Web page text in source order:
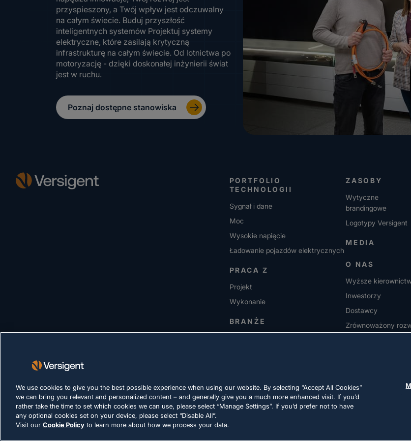
przyspieszony, a Twój wpływ jest odczuwalny
na całym świecie. Buduj przyszłość
inteligentnych systemów Projektuj systemy
elektryczne, które zasilają krytyczną
infrastrukturę na całym świecie. Od lotnictwa po
motoryzację - dzięki doskonałej inżynierii świat
jest w ruchu.
Poznaj dostępne stanowiska
PORTFOLIO
TECHNOLOGII
Sygnał i dane
Moc
Wysokie napięcie
Ładowanie pojazdów elektrycznych
PRACA Z
Projekt
Wykonanie
BRANŻE
ZASOBY
Wytyczne
brandingowe
Logotypy Versigent
MEDIA
O NAS
Wyższe
Inwestorzy
Dostawcy
Zrównoważony
We use cookies to give you the best possible experience when using our website. By selecting “Accept All Cookies”
we can bring you relevant and personalized content – and generally give you a much more enhanced visit. If you’d
rather take the time to set which cookies we can use, please select “Manage Settings”. If you’d prefer not to have
any optional cookies set on your device, please select “Disable All”.
Visit our Cookie Policy to learn more about how we process your data.